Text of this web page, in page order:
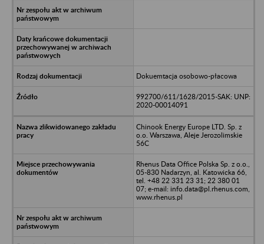
Dokuemtacja osobowo-płacowa
992700/611/1628/2015-SAK: UNP:
2020-00014091
Chinook Energy Europe LTD. Sp. z
o.o. Warszawa, Aleje Jerozolimskie
56C
Rhenus Data Office Polska Sp. z o.o.,
05-830 Nadarzyn, al. Katowicka 66,
tel. +48 22 331 23 31; 22 380 01
07; e-mail: info.data@pl.rhenus.com,
www.rhenus.pl